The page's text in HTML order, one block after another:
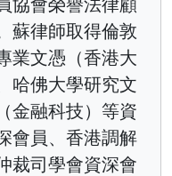
協會榮譽法律顧
蘇律師取得倫敦
業文憑（香港大
哈佛大學研究文
金融科技）等資
會員、香港調解
裁司學會資深會